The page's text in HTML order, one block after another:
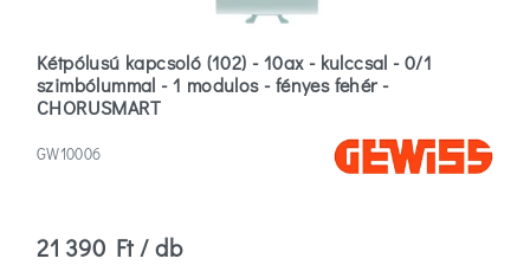
Kétpólusú kapcsoló (102) - 10ax - kulccsal - 0/1
szimbólummal - 1 modulos - fényes fehér -
CHORUSMART
GW10006
21 390 Ft / db